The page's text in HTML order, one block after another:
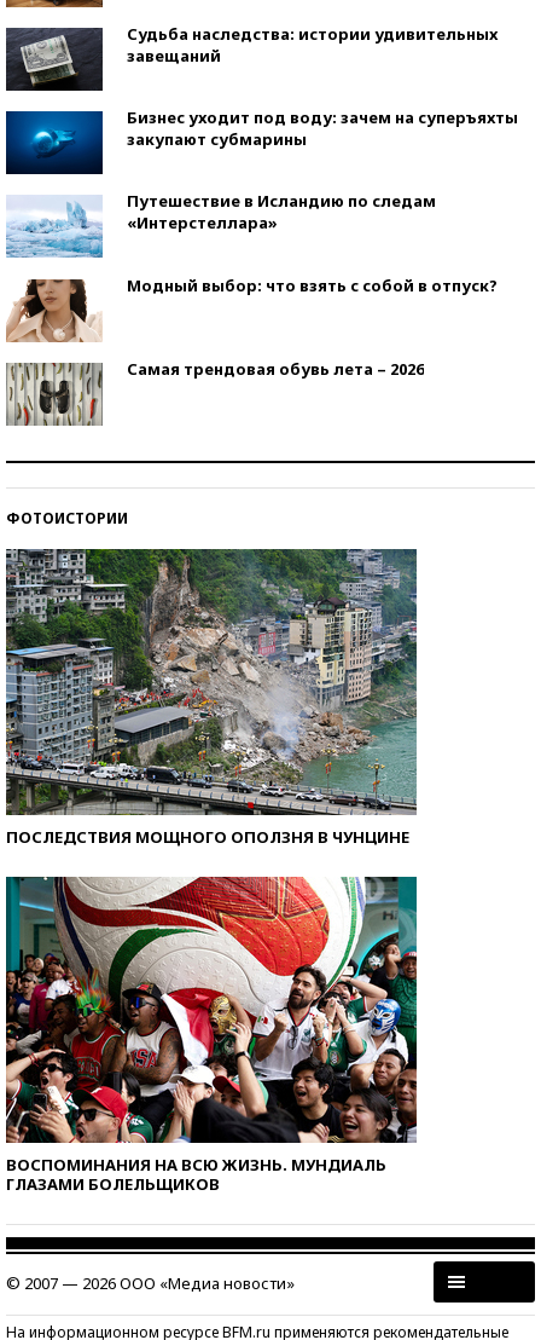
Судьба наследства: истории удивительных
завещаний
Бизнес уходит под воду: зачем на суперъяхты
закупают субмарины
Путешествие в Исландию по следам
«Интерстеллара»
Модный выбор: что взять с собой в отпуск?
Самая трендовая обувь лета – 2026
ФОТОИСТОРИИ
ПОСЛЕДСТВИЯ МОЩНОГО ОПОЛЗНЯ В ЧУНЦИНЕ
ВОСПОМИНАНИЯ НА ВСЮ ЖИЗНЬ. МУНДИАЛЬ
ГЛАЗАМИ БОЛЕЛЬЩИКОВ
© 2007 — 2026 ООО «Медиа новости»
На информационном ресурсе BFM.ru применяются рекомендательные